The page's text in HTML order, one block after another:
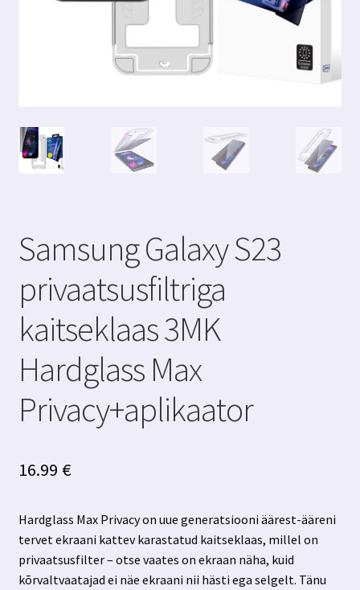
Samsung Galaxy S23
privaatsusfiltriga
kaitseklaas 3MK
Hardglass Max
Privacy+aplikaator
16.99 €
Hardglass Max Privacy on uue generatsiooni äärest-ääreni
tervet ekraani kattev karastatud kaitseklaas, millel on
privaatsusfilter – otse vaates on ekraan näha, kuid
kõrvaltvaatajad ei näe ekraani nii hästi ega selgelt. Tänu